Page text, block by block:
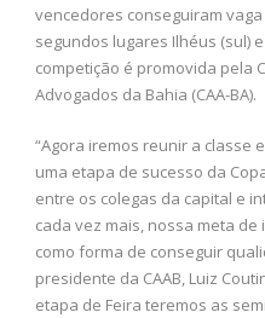
vencedores conseguiram
segundos lugares Ilhéus (sul)
competição é promovida pela
Advogados da Bahia (CAA-BA).
“Agora iremos reunir a classe
uma etapa de sucesso da
entre os colegas da capital e
cada vez mais, nossa meta
como forma de conseguir
presidente da CAAB, Luiz
etapa de Feira teremos as